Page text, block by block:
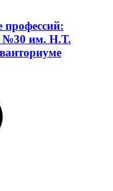
профессий:
№30 им. Н.Т.